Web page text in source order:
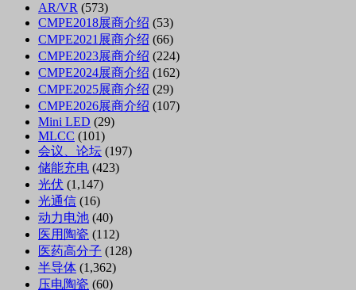
AR/VR (573)
CMPE2018展商介绍 (53)
CMPE2021展商介绍 (66)
CMPE2023展商介绍 (224)
CMPE2024展商介绍 (162)
CMPE2025展商介绍 (29)
CMPE2026展商介绍 (107)
Mini LED (29)
MLCC (101)
会议、论坛 (197)
储能充电 (423)
光伏 (1,147)
光通信 (16)
动力电池 (40)
医用陶瓷 (112)
医药高分子 (128)
半导体 (1,362)
压电陶瓷 (60)